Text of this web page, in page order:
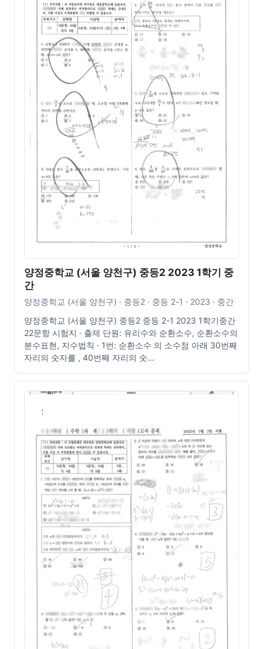
양정중학교 (서울 양천구) 중등2 2023 1학기 중
간
양정중학교 (서울 양천구) · 중등2 · 중등 2-1 · 2023 · 중간
양정중학교 (서울 양천구) 중등2 중등 2-1 2023 1학기중간
22문항 시험지 · 출제 단원: 유리수와 순환소수, 순환소수의
분수표현, 지수법칙 · 1번: 순환소수 의 소수점 아래 30번째
자리의 숫자를 , 40번째 자리의 숫…